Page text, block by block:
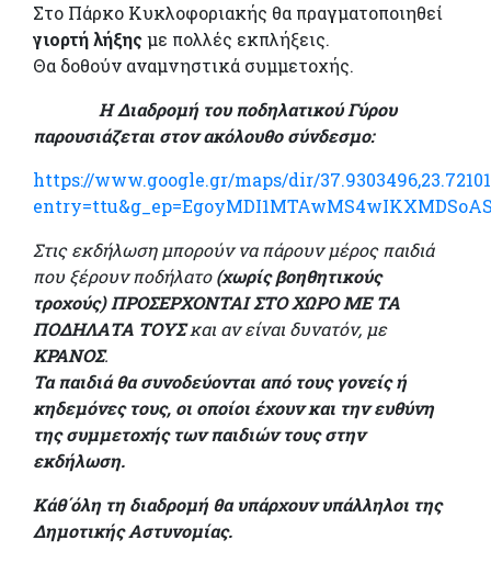
Στο Πάρκο Κυκλοφοριακής θα πραγματοποιηθεί
γιορτή λήξηςμε πολλές εκπλήξεις.
Θα δοθούν αναμνηστικά συμμετοχής.
Η Διαδρομή του ποδηλατικού Γύρου
παρουσιάζεται στον ακόλουθο σύνδεσμο:
https://www.google.gr/maps/dir/
Στις εκδήλωση μπορούν να πάρουν μέρος παιδιά
που ξέρουν ποδήλατο(χωρίς βοηθητικούς
τροχούς) ΠΡΟΣΕΡΧΟΝΤΑΙ ΣΤΟ ΧΩΡΟ ΜΕ ΤΑ
ΠΟΔΗΛΑΤΑ ΤΟΥΣκαι αν είναι δυνατόν, με
ΚΡΑΝΟΣ.
Τα παιδιά θα συνοδεύονται από τους γονείς ή
κηδεμόνες τους, οι οποίοι έχουν και την ευθύνη
της συμμετοχής των παιδιών τους στην
εκδήλωση.
Κάθ΄όλη τη διαδρομή θα υπάρχουν υπάλληλοι της
Δημοτικής Αστυνομίας.